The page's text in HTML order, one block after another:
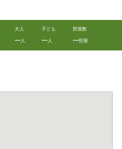
大人
--人
子ども
--人
部屋数
--部屋